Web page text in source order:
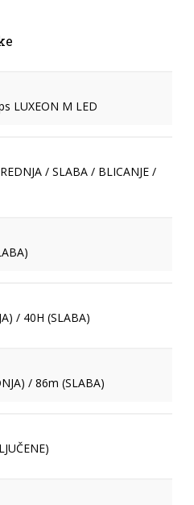
LUXEON M LED
/ SLABA / BLICANJE /
/ 40H (SLABA)
/ 86m (SLABA)